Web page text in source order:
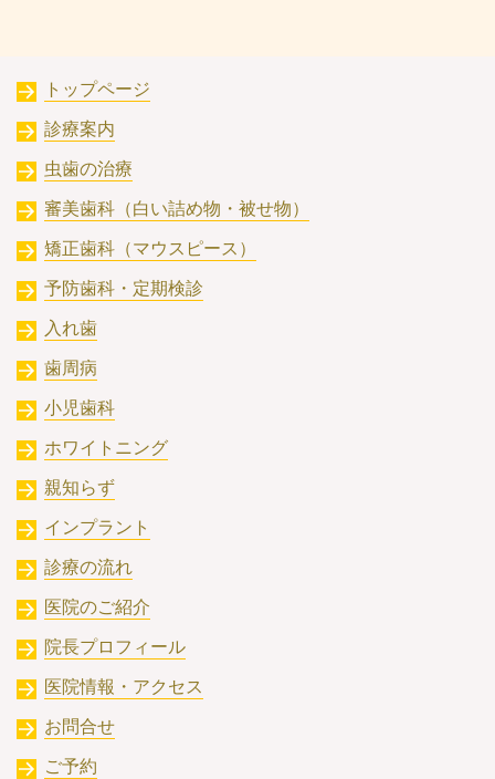
トップページ
診療案内
虫歯の治療
審美歯科（白い詰め物・被せ物）
矯正歯科（マウスピース）
予防歯科・定期検診
入れ歯
歯周病
小児歯科
ホワイトニング
親知らず
インプラント
診療の流れ
医院のご紹介
院長プロフィール
医院情報・アクセス
お問合せ
ご予約